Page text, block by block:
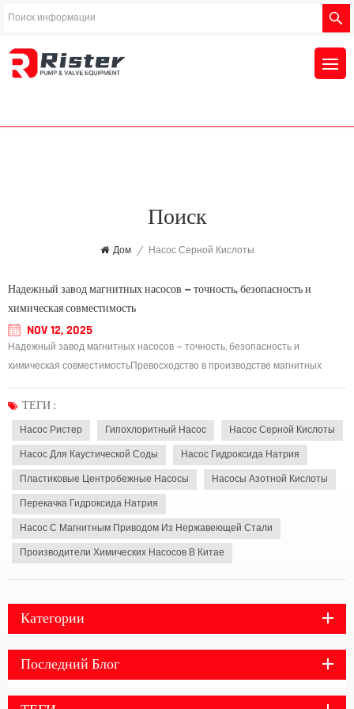
Поиск
Дом / Насос Серной Кислоты
Надежный завод магнитных насосов – точность, безопасность и
химическая совместимость
NOV 12, 2025
Надежный завод магнитных насосов – точность, безопасность и
химическая совместимостьПревосходство в производстве магнитных
промышленности, работающих с коррозионными и опасными жидкостями.
Эти насосы спроектированы с точностью, обеспе...
ТЕГИ :
Насос Ристер Гипохлоритный Насос Насос Серной Кислоты
Насос Для Каустической Соды Насос Гидроксида Натрия
Пластиковые Центробежные Насосы Насосы Азотной Кислоты
Перекачка Гидроксида Натрия
Насос С Магнитным Приводом Из Нержавеющей Стали
Производители Химических Насосов В Китае
Категории
Последний Блог